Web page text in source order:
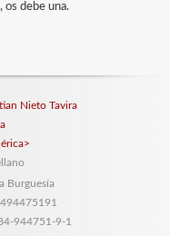
os debe una.
Nieto Tavira
Burguesía
944751-9-1